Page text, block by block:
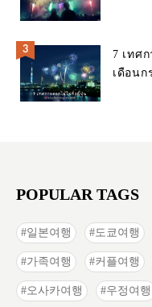
7 เทศ
เดือนก
POPULAR TAGS
일본여행 도쿄여행
가족여행 커플여행
오사카여행 우정여행